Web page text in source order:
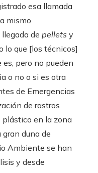
esa llamada
mismo
de pellets y
lo que [los técnicos]
pero no pueden
o no o si es otra
de Emergencias
de rastros
en la zona
gran duna de
Ambiente se han
y desde